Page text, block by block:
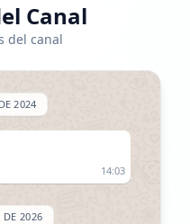
Canal
del canal
2024
14:03
DE 2026